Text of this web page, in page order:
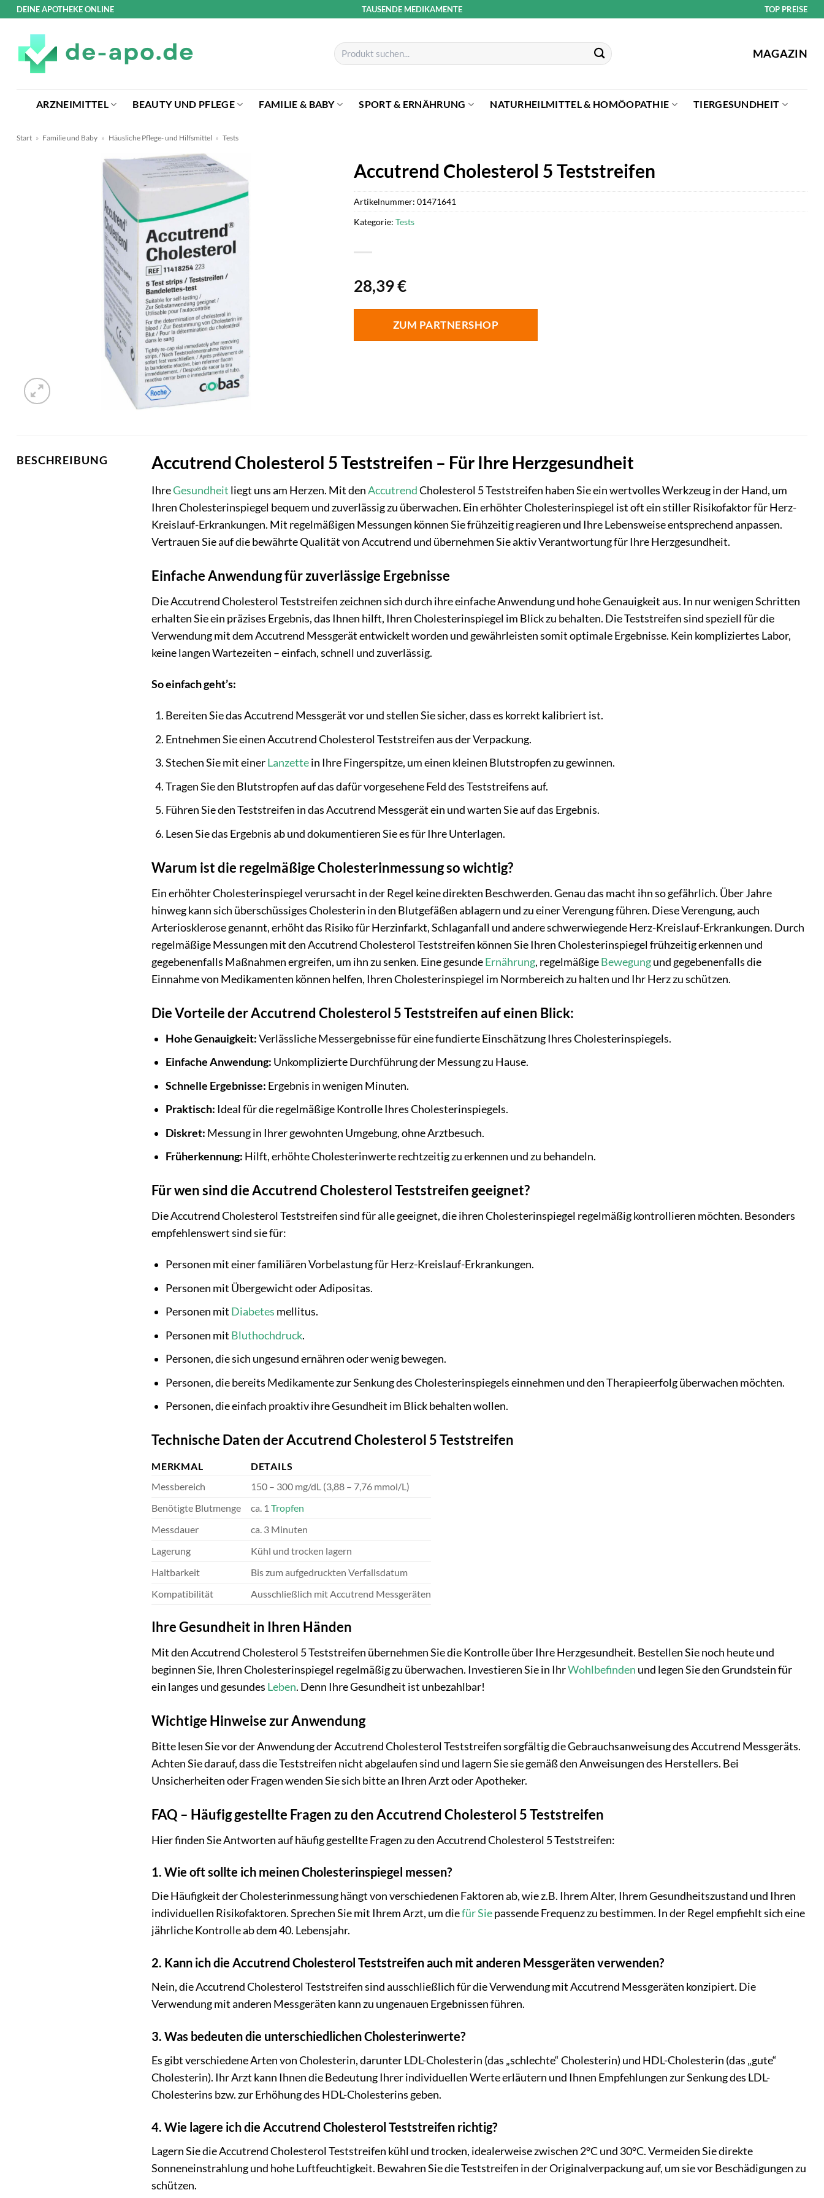
ZumDEINE APOTHEKE ONLINE TAUSENDE MEDIKAMENTE TOP PREISE
Suchen
nach:
MAGAZIN
ARZNEIMITTEL BEAUTY UND PFLEGE FAMILIE & BABY SPORT & ERNÄHRUNG NATURHEILMITTEL & HOMÖOPATHIE TIERGESUNDHEIT
Start » Familie und Baby » Häusliche Pflege- und Hilfsmittel » Tests
Accutrend Cholesterol 5 Teststreifen
28,39€
ZUM PARTNERSHOP
Artikelnummer: 01471641
Kategorie: Tests
BESCHREIBUNG Accutrend Cholesterol 5 Teststreifen – Für Ihre Herzgesundheit
IhreGesundheit liegt uns am Herzen. Mit denAccutrendCholesterol 5 Teststreifen haben Sie ein wertvolles Werkzeug in der Hand, um
Ihren Cholesterinspiegel bequem und zuverlässig zu überwachen. Ein erhöhter Cholesterinspiegel ist oft ein stiller Risikofaktor für Herz-
Kreislauf-Erkrankungen. Mit regelmäßigen Messungen können Sie frühzeitig reagieren und Ihre Lebensweise entsprechend anpassen.
Vertrauen Sie auf die bewährte Qualität von Accutrend und übernehmen Sie aktiv Verantwortung für Ihre Herzgesundheit.
Einfache Anwendung für zuverlässige Ergebnisse
Die Accutrend Cholesterol Teststreifen zeichnen sich durch ihre einfache Anwendung und hohe Genauigkeit aus. In nur wenigen Schritten
erhalten Sie ein präzises Ergebnis, das Ihnen hilft, Ihren Cholesterinspiegel im Blick zu behalten. Die Teststreifen sind speziell für die
Verwendung mit dem Accutrend Messgerät entwickelt worden und gewährleisten somit optimale Ergebnisse. Kein kompliziertes Labor,
keine langen Wartezeiten – einfach, schnell und zuverlässig.
So einfach geht’s:
Bereiten Sie das Accutrend Messgerät vor und stellen Sie sicher, dass es korrekt kalibriert ist.
Entnehmen Sie einen Accutrend Cholesterol Teststreifen aus der Verpackung.
Stechen Sie mit einerLanzettein Ihre Fingerspitze, um einen kleinen Blutstropfen zu gewinnen.
Tragen Sie den Blutstropfen auf das dafür vorgesehene Feld des Teststreifens auf.
Führen Sie den Teststreifen in das Accutrend Messgerät ein und warten Sie auf das Ergebnis.
Lesen Sie das Ergebnis ab und dokumentieren Sie es für Ihre Unterlagen.
Warum ist die regelmäßige Cholesterinmessung so wichtig?
Ein erhöhter Cholesterinspiegel verursacht in der Regel keine direkten Beschwerden. Genau das macht ihn so gefährlich. Über Jahre
hinweg kann sich überschüssiges Cholesterin in den Blutgefäßen ablagern und zu einer Verengung führen. Diese Verengung, auch
Arteriosklerose genannt, erhöht das Risiko für Herzinfarkt, Schlaganfall und andere schwerwiegende Herz-Kreislauf-Erkrankungen. Durch
regelmäßige Messungen mit den Accutrend Cholesterol Teststreifen können Sie Ihren Cholesterinspiegel frühzeitig erkennen und
gegebenenfalls Maßnahmen ergreifen, um ihn zu senken. Eine gesundeErnährung, regelmäßigeBewegungund gegebenenfalls die
Einnahme von Medikamenten können helfen, Ihren Cholesterinspiegel im Normbereich zu halten und Ihr Herz zu schützen.
Die Vorteile der Accutrend Cholesterol 5 Teststreifen auf einen Blick:
Hohe Genauigkeit:Verlässliche Messergebnisse für eine fundierte Einschätzung Ihres Cholesterinspiegels.
Einfache Anwendung: Unkomplizierte Durchführung der Messung zu Hause.
Schnelle Ergebnisse: Ergebnis in wenigen Minuten.
Praktisch: Ideal für die regelmäßige Kontrolle Ihres Cholesterinspiegels.
Diskret: Messung in Ihrer gewohnten Umgebung, ohne Arztbesuch.
Früherkennung: Hilft, erhöhte Cholesterinwerte rechtzeitig zu erkennen und zu behandeln.
Für wen sind die Accutrend Cholesterol Teststreifen geeignet?
Die Accutrend Cholesterol Teststreifen sind für alle geeignet, die ihren Cholesterinspiegel regelmäßig kontrollieren möchten. Besonders
empfehlenswert sind sie für:
Personen mit einer familiären Vorbelastung für Herz-Kreislauf-Erkrankungen.
Personen mit Übergewicht oder Adipositas.
Personen mit Diabetes mellitus.
Personen mit Bluthochdruck.
Personen, die sich ungesund ernähren oder wenig bewegen.
Personen, die bereits Medikamente zur Senkung des Cholesterinspiegels einnehmen und den Therapieerfolg überwachen möchten.
Personen, die einfach proaktiv ihre Gesundheit im Blick behalten wollen.
Technische Daten der Accutrend Cholesterol 5 Teststreifen
MERKMAL
DETAILS
Messbereich
150 – 300 mg/dL (3,88 – 7,76 mmol/L)
Benötigte Blutmenge
ca. 1 Tropfen
Messdauer
ca. 3 Minuten
Lagerung
Kühl und trocken lagern
Haltbarkeit
Bis zum aufgedruckten Verfallsdatum
Kompatibilität
Ausschließlich mit Accutrend Messgeräten
Ihre Gesundheit in Ihren Händen
Mit den Accutrend Cholesterol 5 Teststreifen übernehmen Sie die Kontrolle über Ihre Herzgesundheit. Bestellen Sie noch heute und
beginnen Sie, Ihren Cholesterinspiegel regelmäßig zu überwachen. Investieren Sie in IhrWohlbefinden und legen Sie den Grundstein für
ein langes und gesundes Leben. Denn Ihre Gesundheit ist unbezahlbar!
Wichtige Hinweise zur Anwendung
Bitte lesen Sie vor der Anwendung der Accutrend Cholesterol Teststreifen sorgfältig die Gebrauchsanweisung des Accutrend Messgeräts.
Achten Sie darauf, dass die Teststreifen nicht abgelaufen sind und lagern Sie sie gemäß den Anweisungen des Herstellers. Bei
Unsicherheiten oder Fragen wenden Sie sich bitte an Ihren Arzt oder Apotheker.
FAQ – Häufig gestellte Fragen zu den Accutrend Cholesterol 5 Teststreifen
Hier finden Sie Antworten auf häufig gestellte Fragen zu den Accutrend Cholesterol 5 Teststreifen:
1. Wie oft sollte ich meinen Cholesterinspiegel messen?
Die Häufigkeit der Cholesterinmessung hängt von verschiedenen Faktoren ab, wie z.B. Ihrem Alter, Ihrem Gesundheitszustand und Ihren
individuellen Risikofaktoren. Sprechen Sie mit Ihrem Arzt, um diefür Siepassende Frequenz zu bestimmen. In der Regel empfiehlt sich eine
jährliche Kontrolle ab dem 40. Lebensjahr.
2. Kann ich die Accutrend Cholesterol Teststreifen auch mit anderen Messgeräten verwenden?
Nein, die Accutrend Cholesterol Teststreifen sind ausschließlich für die Verwendung mit Accutrend Messgeräten konzipiert. Die
Verwendung mit anderen Messgeräten kann zu ungenauen Ergebnissen führen.
3. Was bedeuten die unterschiedlichen Cholesterinwerte?
Es gibt verschiedene Arten von Cholesterin, darunter LDL-Cholesterin (das „schlechte“ Cholesterin) und HDL-Cholesterin (das „gute“
Cholesterin). Ihr Arzt kann Ihnen die Bedeutung Ihrer individuellen Werte erläutern und Ihnen Empfehlungen zur Senkung des LDL-
Cholesterins bzw. zur Erhöhung des HDL-Cholesterins geben.
4. Wie lagere ich die Accutrend Cholesterol Teststreifen richtig?
Lagern Sie die Accutrend Cholesterol Teststreifen kühl und trocken, idealerweise zwischen 2°C und 30°C. Vermeiden Sie direkte
Sonneneinstrahlung und hohe Luftfeuchtigkeit. Bewahren Sie die Teststreifen in der Originalverpackung auf, um sie vor Beschädigungen zu
schützen.